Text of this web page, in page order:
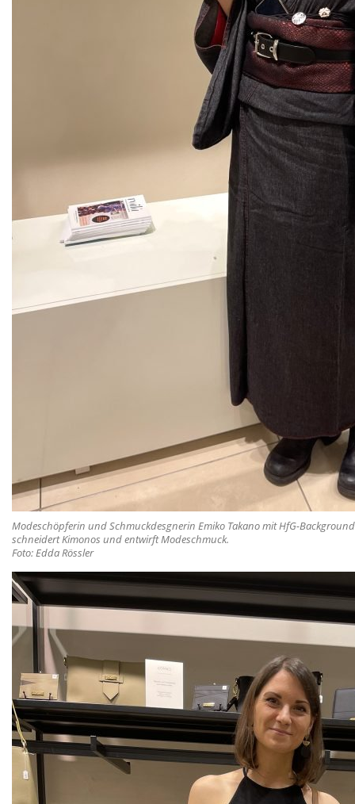
Modeschöpferin und Schmuckdesgnerin Emiko Takano mit HfG-
schneidert Kimonos und entwirft Modeschmuck.
Foto: Edda Rössler